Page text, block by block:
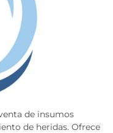
de insumos
de heridas. Ofrece